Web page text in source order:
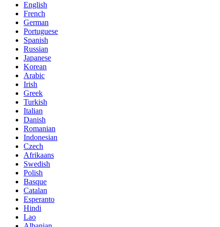
English
French
German
Portuguese
Spanish
Russian
Japanese
Korean
Arabic
Irish
Greek
Turkish
Italian
Danish
Romanian
Indonesian
Czech
Afrikaans
Swedish
Polish
Basque
Catalan
Esperanto
Hindi
Lao